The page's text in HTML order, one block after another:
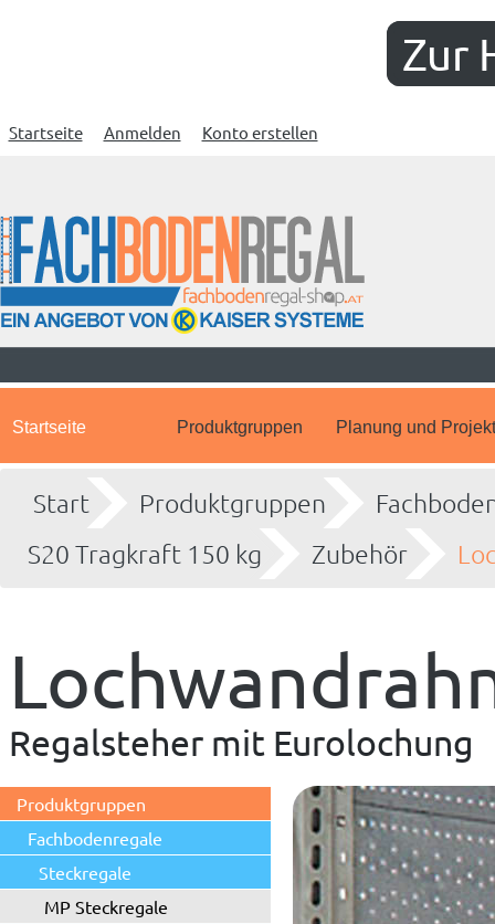
Zur
Startseite Anmelden Konto erstellen
Startseite Produktgruppen Planung und
Start Produktgruppen
S20 Tragkraft 150 kg
Zubehör
Regalsteher mit Eurolochung
Produktgruppen
Fachbodenregale
Steckregale
MP Steckregale